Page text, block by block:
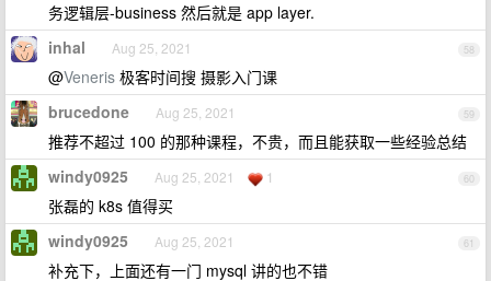
务逻辑层-business 然后就是 app layer.
58
inhal Aug 25, 2021
@Veneris 极客时间搜 摄影入门课
59
brucedone Aug 25, 2021
推荐不超过 100 的那种课程，不贵，而且能获取一些经验总结
60
windy0925 Aug 25, 2021 1
张磊的 k8s 值得买
61
windy0925 Aug 25, 2021
补充下，上面还有一门 mysql 讲的也不错